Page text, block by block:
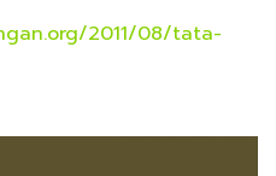
2011/08/tata-